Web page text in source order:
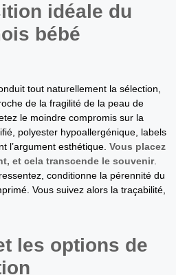
idéale du
bébé
tout naturellement la sélection,
de la fragilité de la peau de
le moindre compromis sur la
polyester hypoallergénique, labels
l’argument esthétique. Vous placez
et cela transcende le souvenir.
conditionne la pérennité du
Vous suivez alors la traçabilité,
les options de